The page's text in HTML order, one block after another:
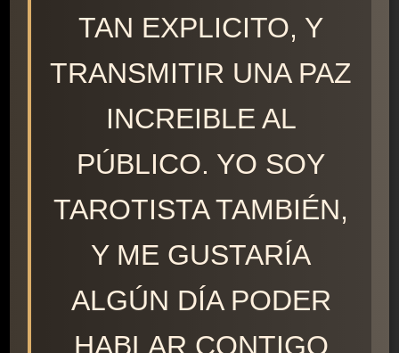
TAN EXPLICITO, Y
TRANSMITIR UNA PAZ
INCREIBLE AL
PÚBLICO. YO SOY
TAROTISTA TAMBIÉN,
Y ME GUSTARÍA
ALGÚN DÍA PODER
HABLAR CONTIGO